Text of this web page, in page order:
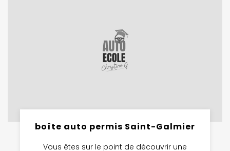
boîte auto permis Saint-Galmier
Vous êtes sur le point de découvrir une